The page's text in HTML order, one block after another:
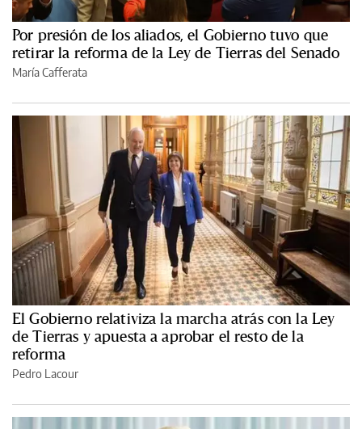
Por presión de los aliados, el Gobierno tuvo que
retirar la reforma de la Ley de Tierras del Senado
María Cafferata
El Gobierno relativiza la marcha atrás con la Ley
de Tierras y apuesta a aprobar el resto de la
reforma
Pedro Lacour